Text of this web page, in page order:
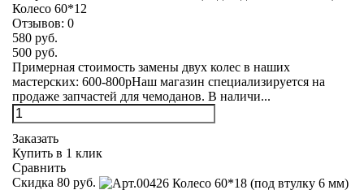
Колесо 60*12
Отзывов: 0
580 руб.
500 руб.
Примерная стоимость замены двух колес в наших
мастерских: 600-800рНаш магазин специализируется на
продаже запчастей для чемоданов. В наличи...
Заказать
Купить в 1 клик
Сравнить
Скидка 80 руб.